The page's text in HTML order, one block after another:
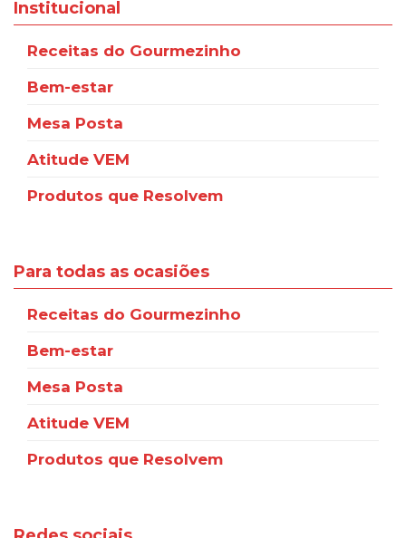
Institucional
Receitas do Gourmezinho
Bem-estar
Mesa Posta
Atitude VEM
Produtos que Resolvem
Para todas as ocasiões
Receitas do Gourmezinho
Bem-estar
Mesa Posta
Atitude VEM
Produtos que Resolvem